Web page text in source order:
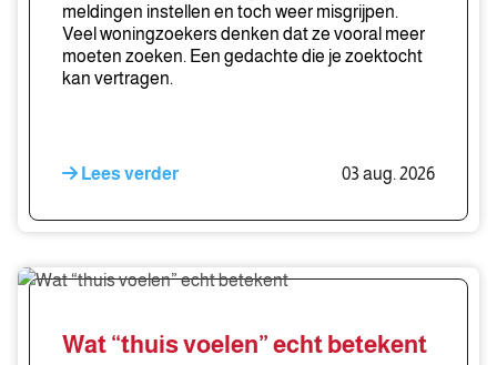
zoeken
meldingen instellen en toch weer misgrijpen.
Veel woningzoekers denken dat ze vooral meer
moeten zoeken. Een gedachte die je zoektocht
kan vertragen.
Lees verder 03 aug. 2026
Wat
voelen”Wat “thuis voelen” echt betekent